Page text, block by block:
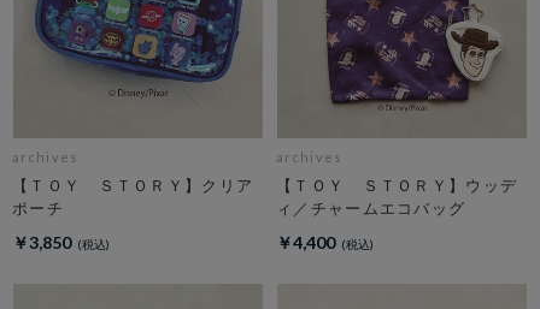
archives
【ＴＯＹ ＳＴＯＲＹ】クリア
ポーチ
￥3,850
archives
【ＴＯＹ ＳＴＯＲＹ】ウッデ
ィ／チャームエコバッグ
￥4,400